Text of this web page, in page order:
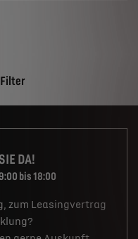
DA!
bis 18:00
zum Leasingvertrag